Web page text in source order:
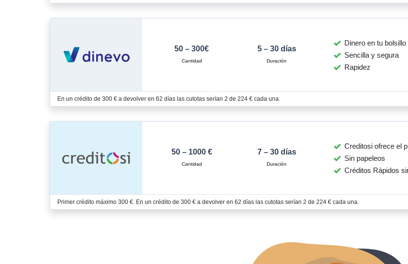
50 – 300€ 5 – 30 días
Dinero en tu
Sencilla y segura
Rapidez
En un crédito de 300 € a devolver en 62 días las cutotas serían 2 de 224 € cada una.
50 – 1000 € 7 – 30 días
Creditosi ofrece el
Sin papeleos
Créditos Rápidos
Primer crédito máximo 300 €. En un crédito de 300 € a devolver en 62 días las cutotas serían 2 de 224 € cada una.